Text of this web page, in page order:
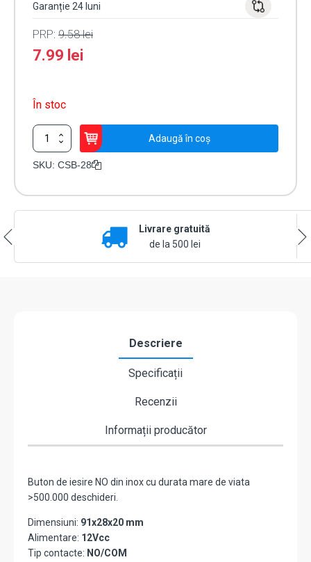
Garanție 24 luni
PRP: 9.58lei
7.99 lei
În stoc
Cantitate
Buton
de
Adaugă în coș
SKU: CSB-28
Livrare gratuită
de la 500 lei
Descriere
Specificații
Recenzii
Informații producător
Buton de iesire NO din inox cu durata mare de viata
>500.000 deschideri.
Dimensiuni: 91x28x20 mm
Alimentare: 12Vcc
Tip contacte: NO/COM